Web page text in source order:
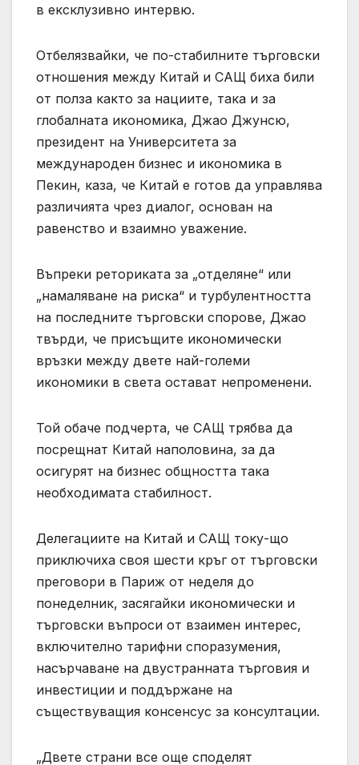
в ексклузивно интервю.
Отбелязвайки, че по-стабилните търговски
отношения между Китай и САЩ биха били
от полза както за нациите, така и за
глобалната икономика, Джао Джунсю,
президент на Университета за
международен бизнес и икономика в
Пекин, каза, че Китай е готов да управлява
различията чрез диалог, основан на
равенство и взаимно уважение.
Въпреки реториката за „отделяне“ или
„намаляване на риска“ и турбулентността
на последните търговски спорове, Джао
твърди, че присъщите икономически
връзки между двете най-големи
икономики в света остават непроменени.
Той обаче подчерта, че САЩ трябва да
посрещнат Китай наполовина, за да
осигурят на бизнес общността така
необходимата стабилност.
Делегациите на Китай и САЩ току-що
приключиха своя шести кръг от търговски
преговори в Париж от неделя до
понеделник, засягайки икономически и
търговски въпроси от взаимен интерес,
включително тарифни споразумения,
насърчаване на двустранната търговия и
инвестиции и поддържане на
съществуващия консенсус за консултации.
„Двете страни все още споделят